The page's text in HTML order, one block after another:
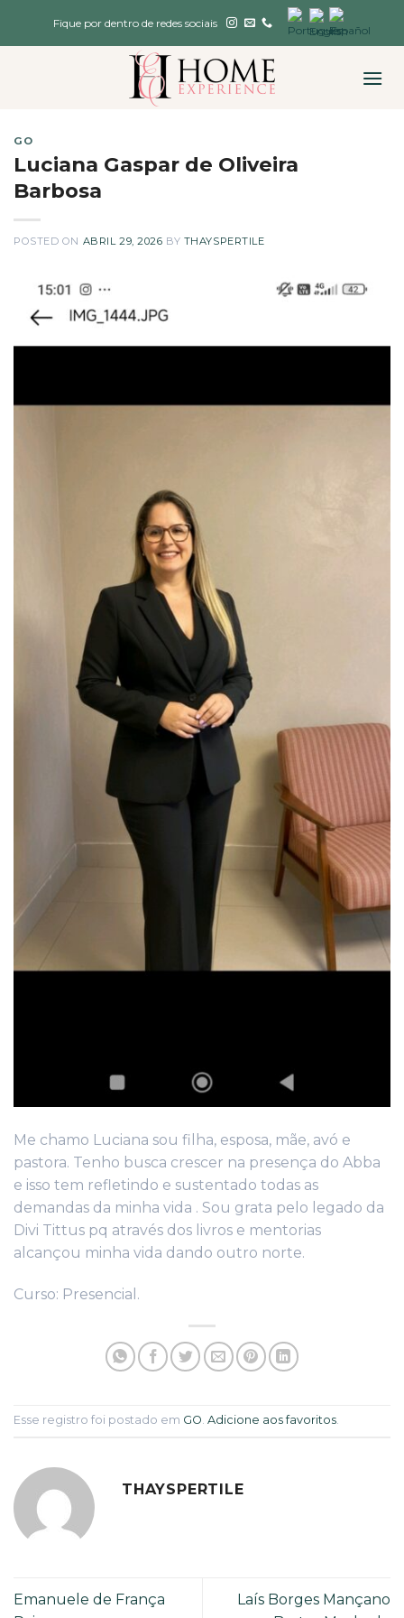
Fique por dentro de redes sociais
GO
Luciana Gaspar de Oliveira
Barbosa
POSTED ON ABRIL 29, 2026 BY THAYSPERTILE
Me chamo Luciana sou filha, esposa, mãe, avó e
pastora. Tenho busca crescer na presença do Abba
e isso tem refletindo e sustentado todas as
demandas da minha vida . Sou grata pelo legado da
Divi Tittus pq através dos livros e mentorias
alcançou minha vida dando outro norte.
Curso: Presencial.
Esse registro foi postado em GO. Adicione aos favoritos.
THAYSPERTILE
Emanuele de França
Laís Borges Mançano